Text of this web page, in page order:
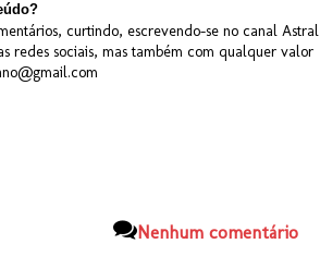
curtindo, escrevendo-se no canal Astral
redes sociais, mas também com qualquer valor
Nenhum comentário